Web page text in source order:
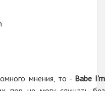
мнения, то - Babe I'm